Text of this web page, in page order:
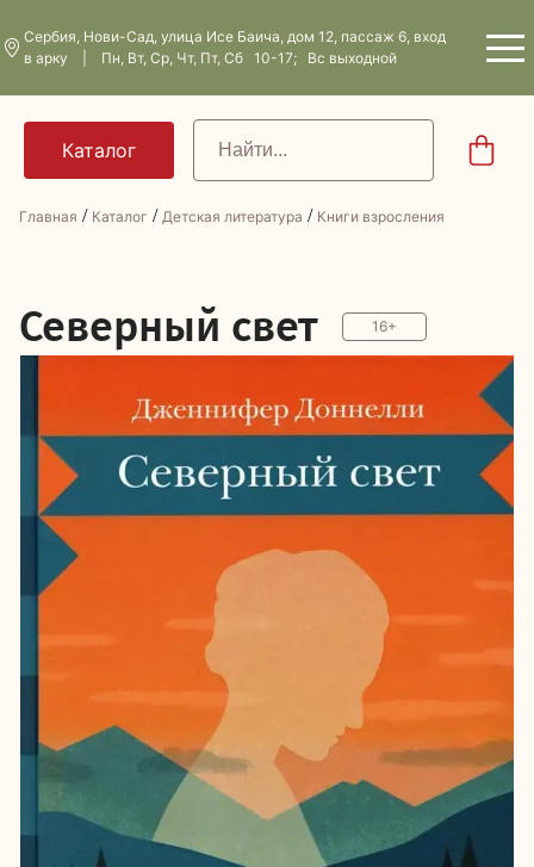
Сербия, Нови-Сад, улица Исе Баича, дом 12, пассаж 6, вход
в арку | Пн, Вт, Ср, Чт, Пт, Сб 10-17; Вс выходной
Главная / Каталог / Детская литература / Книги взросления
Северный свет 16+